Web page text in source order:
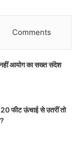
Comments
आयोग का सख्त संदेश
फीट ऊंचाई से उतरीं तो